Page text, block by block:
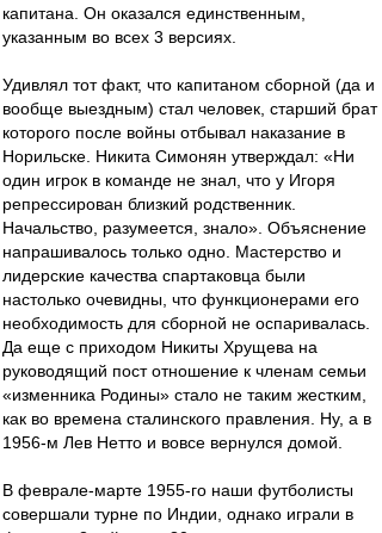
капитана. Он оказался единственным,
указанным во всех 3 версиях.
Удивлял тот факт, что капитаном сборной (да и
вообще выездным) стал человек, старший брат
которого после войны отбывал наказание в
Норильске. Никита Симонян утверждал: «Ни
один игрок в команде не знал, что у Игоря
репрессирован близкий родственник.
Начальство, разумеется, знало». Объяснение
напрашивалось только одно. Мастерство и
лидерские качества спартаковца были
настолько очевидны, что функционерами его
необходимость для сборной не оспаривалась.
Да еще с приходом Никиты Хрущева на
руководящий пост отношение к членам семьи
«изменника Родины» стало не таким жестким,
как во времена сталинского правления. Ну, а в
1956-м Лев Нетто и вовсе вернулся домой.
В феврале-марте 1955-го наши футболисты
совершали турне по Индии, однако играли в